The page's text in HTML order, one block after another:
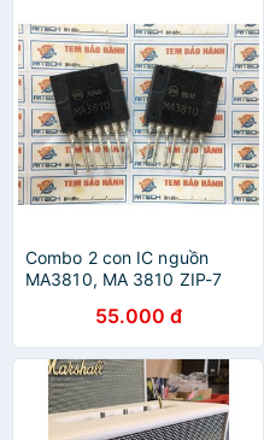
Combo 2 con IC nguồn
MA3810, MA 3810 ZIP-7
55.000 đ